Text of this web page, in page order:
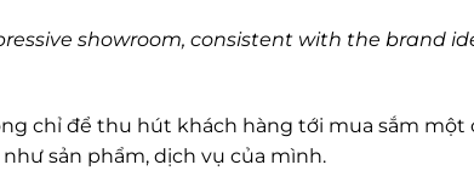
showroom, consistent with the brand
chỉ để thu hút khách hàng tới mua sắm một
sản phẩm, dịch vụ của mình.